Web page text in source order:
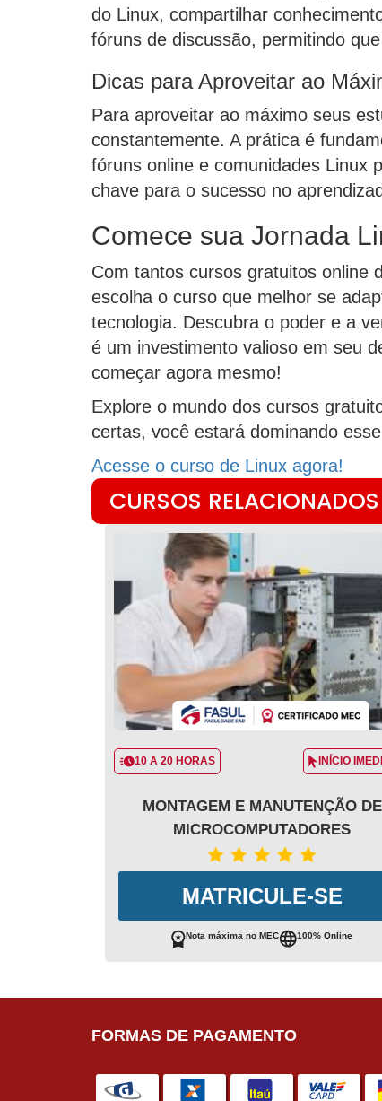
do Linux, compartilhar
fóruns de discussão, permitindo
Dicas para Aproveitar ao
Para aproveitar ao máximo seus
constantemente. A prática é
fóruns online e comunidades Linux
chave para o sucesso no
Comece sua Jornada
Com tantos cursos gratuitos online
escolha o curso que melhor se
tecnologia. Descubra o poder e a
é um investimento valioso em seu
começar agora mesmo!
Explore o mundo dos cursos
certas, você estará dominando
Acesse o curso de Linux agora!
CURSOS RELACIONADOS
10 A 20 HORAS INÍCIO
MONTAGEM E MANUTENÇÃO DE
MICROCOMPUTADORES
MATRICULE-SE
Nota máxima no MEC 100% Online
FORMAS DE PAGAMENTO